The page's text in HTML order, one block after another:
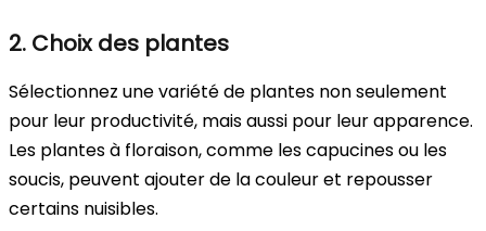
2. Choix des plantes
Sélectionnez une variété de plantes non seulement
pour leur productivité, mais aussi pour leur apparence.
Les plantes à floraison, comme les capucines ou les
soucis, peuvent ajouter de la couleur et repousser
certains nuisibles.